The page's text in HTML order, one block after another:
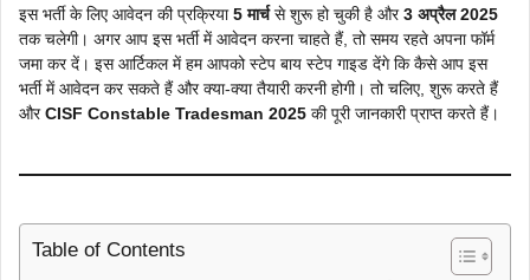
इस भर्ती के लिए आवेदन की प्रक्रिया5 मार्चसे शुरू हो चुकी है और3 अप्रैल 2025
तक चलेगी। अगर आप इस भर्ती में आवेदन करना चाहते हैं, तो समय रहते अपना फॉर्म
जमा कर दें। इस आर्टिकल में हम आपको स्टेप बाय स्टेप गाइड देंगे कि कैसे आप इस
भर्ती में आवेदन कर सकते हैं और क्या-क्या तैयारी करनी होगी। तो चलिए, शुरू करते हैं
औरCISF Constable Tradesman 2025 की पूरी जानकारी प्राप्त करते हैं।
Table of Contents